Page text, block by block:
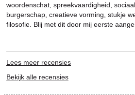
woordenschat, spreekvaardigheid,
burgerschap, creatieve vorming, stukje
filosofie. Blij met dit door mij eerste
Lees meer recensies
Bekijk alle recensies